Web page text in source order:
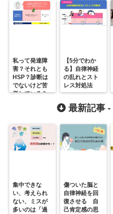
私って発達障
害？それとも
HSP？診断は
でないけど苦
労しているあ
【5分でわか
る】自律神経
の乱れとスト
レス対処法
最新記事 -
集中できな
い、考えられ
ない、ミスが
多いのは「過
傷ついた脳と
自律神経を回
復させる 自
己肯定感の思